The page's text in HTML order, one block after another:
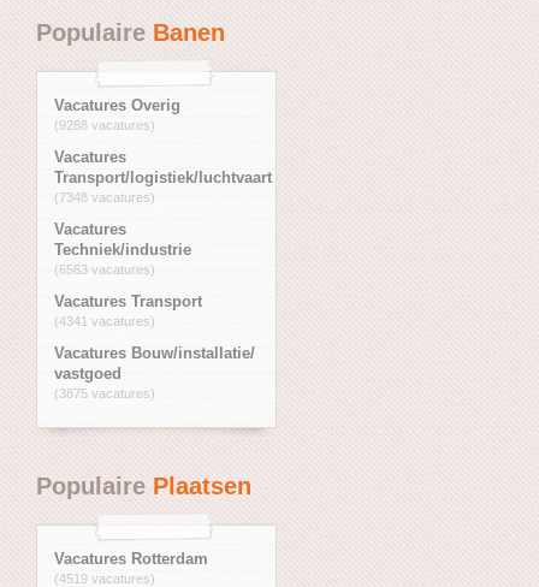
Populaire Banen
Vacatures Overig
(9288 vacatures)
Vacatures
Transport/logistiek/luchtvaart
(7348 vacatures)
Vacatures
Techniek/industrie
(6563 vacatures)
Vacatures Transport
(4341 vacatures)
Vacatures Bouw/installatie/
vastgoed
(3875 vacatures)
PopulairePlaatsen
Vacatures Rotterdam
(4519 vacatures)